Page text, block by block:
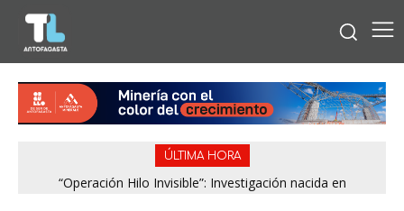
ÚLTIMA HORA
“Operación Hilo Invisible”: Investigación nacida en